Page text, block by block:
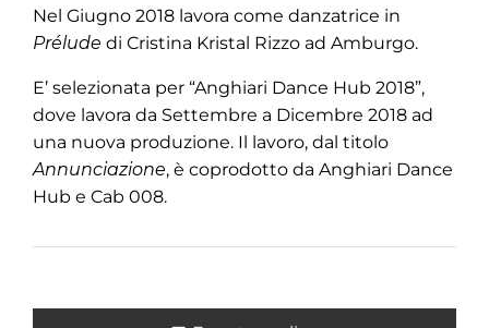
Nel Giugno 2018 lavora come danzatrice in
Prélude di Cristina Kristal Rizzo ad Amburgo.
E’ selezionata per “Anghiari Dance Hub 2018”,
dove lavora da Settembre a Dicembre 2018 ad
una nuova produzione. Il lavoro, dal titolo
Annunciazione, è coprodotto da Anghiari Dance
Hub e Cab 008.